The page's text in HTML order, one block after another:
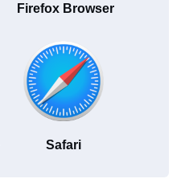
Firefox Browser
Safari